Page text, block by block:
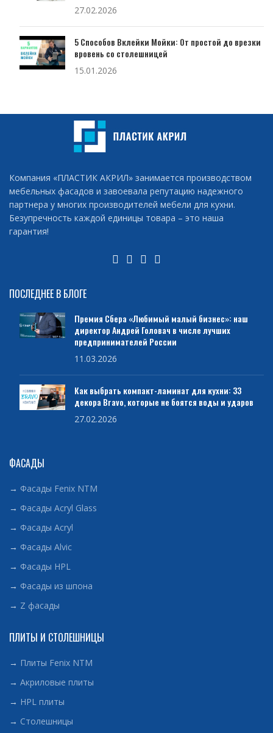
27.02.2026
5 Способов Вклейки Мойки: От простой до врезки
вровень со столешницей
15.01.2026
Компания «ПЛАСТИК АКРИЛ» занимается производством
мебельных фасадов и завоевала репутацию надежного
партнера у многих производителей мебели для кухни.
Безупречность каждой единицы товара – это наша
гарантия!
ПОСЛЕДНЕЕ В БЛОГЕ
Премия Сбера «Любимый малый бизнес»: наш
директор Андрей Головач в числе лучших
предпринимателей России
11.03.2026
Как выбрать компакт-ламинат для кухни: 33
декора Bravo, которые не боятся воды и ударов
27.02.2026
ФАСАДЫ
→ Фасады Fenix NTM
→ Фасады Acryl Glass
→ Фасады Acryl
→ Фасады Alvic
→ Фасады HPL
→ Фасады из шпона
→ Z фасады
ПЛИТЫ И СТОЛЕШНИЦЫ
→ Плиты Fenix NTM
→ Акриловые плиты
→ HPL плиты
→ Столешницы